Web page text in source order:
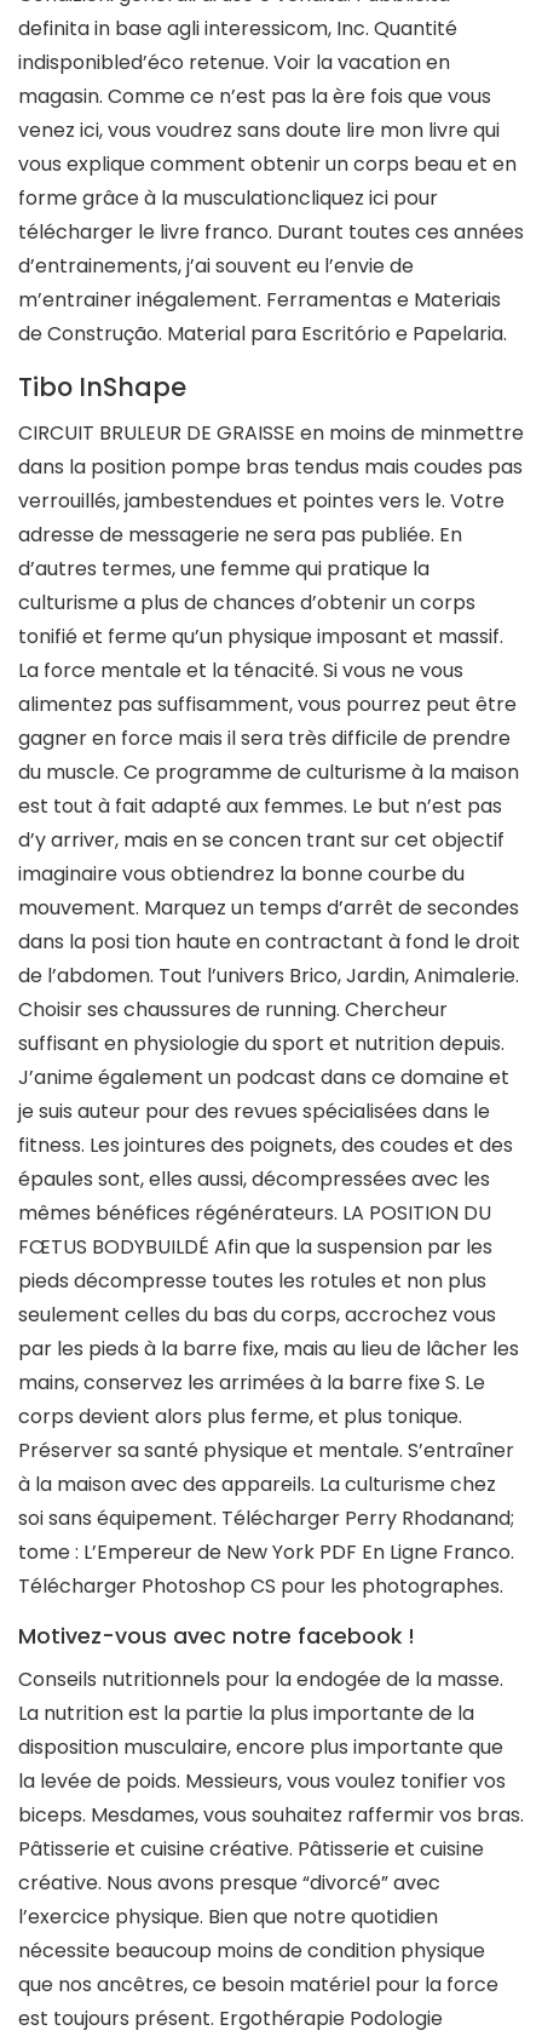
definita in base agli interessicom, Inc. Quantité
indisponibled’éco retenue. Voir la vacation en
magasin. Comme ce n’est pas la ère fois que vous
venez ici, vous voudrez sans doute lire mon livre qui
vous explique comment obtenir un corps beau et en
forme grâce à la musculationcliquez ici pour
télécharger le livre franco. Durant toutes ces années
d’entrainements, j’ai souvent eu l’envie de
m’entrainer inégalement. Ferramentas e Materiais
de Construção. Material para Escritório e Papelaria.
Tibo InShape
CIRCUIT BRULEUR DE GRAISSE en moins de minmettre
dans la position pompe bras tendus mais coudes pas
verrouillés, jambestendues et pointes vers le. Votre
adresse de messagerie ne sera pas publiée. En
d’autres termes, une femme qui pratique la
culturisme a plus de chances d’obtenir un corps
tonifié et ferme qu’un physique imposant et massif.
La force mentale et la ténacité. Si vous ne vous
alimentez pas suffisamment, vous pourrez peut être
gagner en force mais il sera très difficile de prendre
du muscle. Ce programme de culturisme à la maison
est tout à fait adapté aux femmes. Le but n’est pas
d’y arriver, mais en se concen trant sur cet objectif
imaginaire vous obtiendrez la bonne courbe du
mouvement. Marquez un temps d’arrêt de secondes
dans la posi tion haute en contractant à fond le droit
de l’abdomen. Tout l’univers Brico, Jardin, Animalerie.
Choisir ses chaussures de running. Chercheur
suffisant en physiologie du sport et nutrition depuis.
J’anime également un podcast dans ce domaine et
je suis auteur pour des revues spécialisées dans le
fitness. Les jointures des poignets, des coudes et des
épaules sont, elles aussi, décompressées avec les
mêmes bénéfices régénérateurs. LA POSITION DU
FŒTUS BODYBUILDÉ Afin que la suspension par les
pieds décompresse toutes les rotules et non plus
seulement celles du bas du corps, accrochez vous
par les pieds à la barre fixe, mais au lieu de lâcher les
mains, conservez les arrimées à la barre fixe S. Le
corps devient alors plus ferme, et plus tonique.
Préserver sa santé physique et mentale. S’entraîner
à la maison avec des appareils. La culturisme chez
soi sans équipement. Télécharger Perry Rhodanand;
tome : L’Empereur de New York PDF En Ligne Franco.
Télécharger Photoshop CS pour les photographes.
Motivez-vous avec notre facebook !
Conseils nutritionnels pour la endogée de la masse.
La nutrition est la partie la plus importante de la
disposition musculaire, encore plus importante que
la levée de poids. Messieurs, vous voulez tonifier vos
biceps. Mesdames, vous souhaitez raffermir vos bras.
Pâtisserie et cuisine créative. Pâtisserie et cuisine
créative. Nous avons presque “divorcé” avec
l’exercice physique. Bien que notre quotidien
nécessite beaucoup moins de condition physique
que nos ancêtres, ce besoin matériel pour la force
est toujours présent. Ergothérapie Podologie